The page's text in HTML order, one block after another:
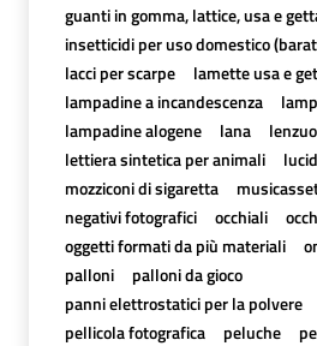
guanti in gomma, lattice, usa e
insetticidi per uso domestico
lacci per scarpe
lamette usa e
lampadine a incandescenza
lampadine alogene
lana
lettiera sintetica per animali
mozziconi di sigaretta
negativi fotografici
occhiali
oggetti formati da più materiali
palloni
palloni da gioco
panni elettrostatici per la polvere
pellicola fotografica
peluche